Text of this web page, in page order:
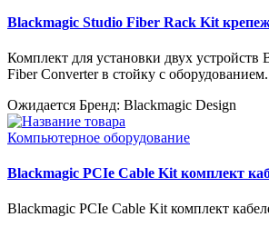
Blackmagic Studio Fiber Rack Kit
Комплект для установки двух устройств
Fiber Converter в стойку с оборудованием.
Ожидается Бренд: Blackmagic Design
Компьютерное оборудование
Blackmagic PCIe Cable Kit комплект
Blackmagic PCIe Cable Kit комплект